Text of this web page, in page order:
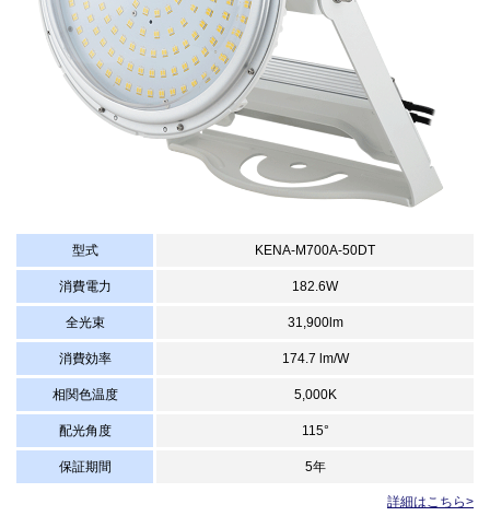
型式 KENA-M700A-50DT
消費電力 182.6W
全光束 31,900lm
消費効率 174.7 lm/W
相関色温度 5,000K
配光角度 115°
保証期間 5年
詳細はこちら>